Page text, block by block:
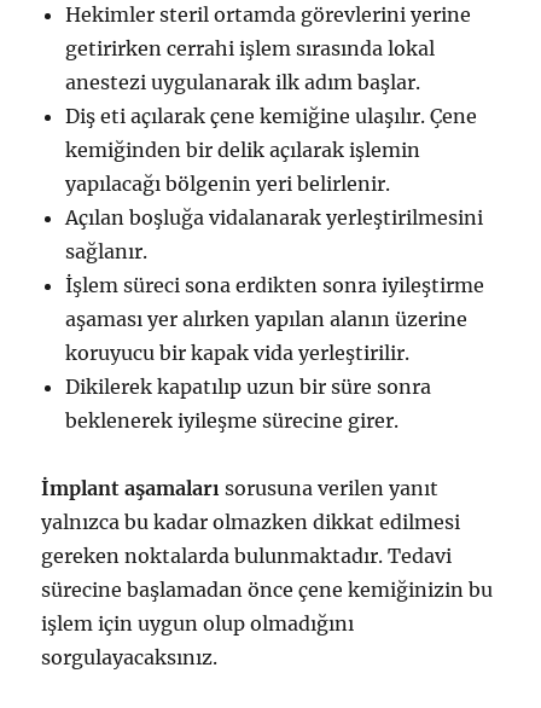
Hekimler steril ortamda görevlerini yerine
getirirken cerrahi işlem sırasında lokal
anestezi uygulanarak ilk adım başlar.
Diş eti açılarak çene kemiğine ulaşılır. Çene
kemiğinden bir delik açılarak işlemin
yapılacağı bölgenin yeri belirlenir.
Açılan boşluğa vidalanarak yerleştirilmesini
sağlanır.
İşlem süreci sona erdikten sonra iyileştirme
aşaması yer alırken yapılan alanın üzerine
koruyucu bir kapak vida yerleştirilir.
Dikilerek kapatılıp uzun bir süre sonra
beklenerek iyileşme sürecine girer.
İmplant aşamalarısorusuna verilen yanıt
yalnızca bu kadar olmazken dikkat edilmesi
gereken noktalarda bulunmaktadır. Tedavi
sürecine başlamadan önce çene kemiğinizin bu
işlem için uygun olup olmadığını
sorgulayacaksınız.